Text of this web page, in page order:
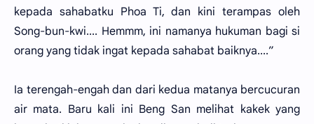
kepada sahabatku Phoa Ti, dan kini terampas oleh
Song-bun-kwi.... Hemmm, ini namanya hukuman bagi si
orang yang tidak ingat kepada sahabat baiknya....”
Ia terengah-engah dan dari kedua matanya bercucuran
air mata. Baru kali ini Beng San melihat kakek yang